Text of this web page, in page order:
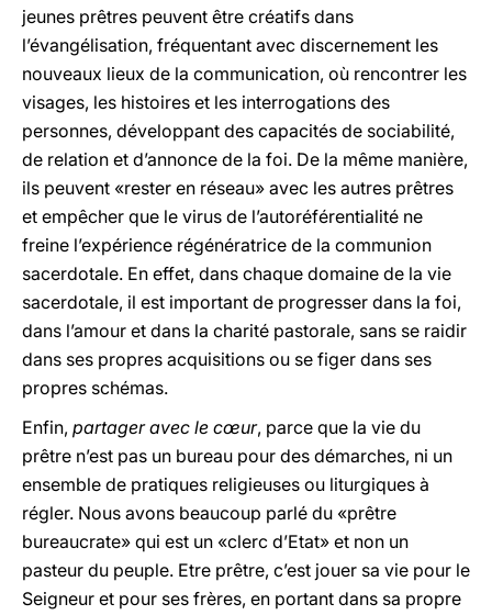
jeunes prêtres peuvent être créatifs dans
l’évangélisation, fréquentant avec discernement les
nouveaux lieux de la communication, où rencontrer les
visages, les histoires et les interrogations des
personnes, développant des capacités de sociabilité,
de relation et d’annonce de la foi. De la même manière,
ils peuvent «rester en réseau» avec les autres prêtres
et empêcher que le virus de l’autoréférentialité ne
freine l’expérience régénératrice de la communion
sacerdotale. En effet, dans chaque domaine de la vie
sacerdotale, il est important de progresser dans la foi,
dans l’amour et dans la charité pastorale, sans se raidir
dans ses propres acquisitions ou se figer dans ses
propres schémas.
Enfin, partager avec le cœur, parce que la vie du
prêtre n’est pas un bureau pour des démarches, ni un
ensemble de pratiques religieuses ou liturgiques à
régler. Nous avons beaucoup parlé du «prêtre
bureaucrate» qui est un «clerc d’Etat» et non un
pasteur du peuple. Etre prêtre, c’est jouer sa vie pour le
Seigneur et pour ses frères, en portant dans sa propre